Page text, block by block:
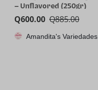
– Unflavored (250gr)
Q885.00
Q600.00
Amandita's Variedades